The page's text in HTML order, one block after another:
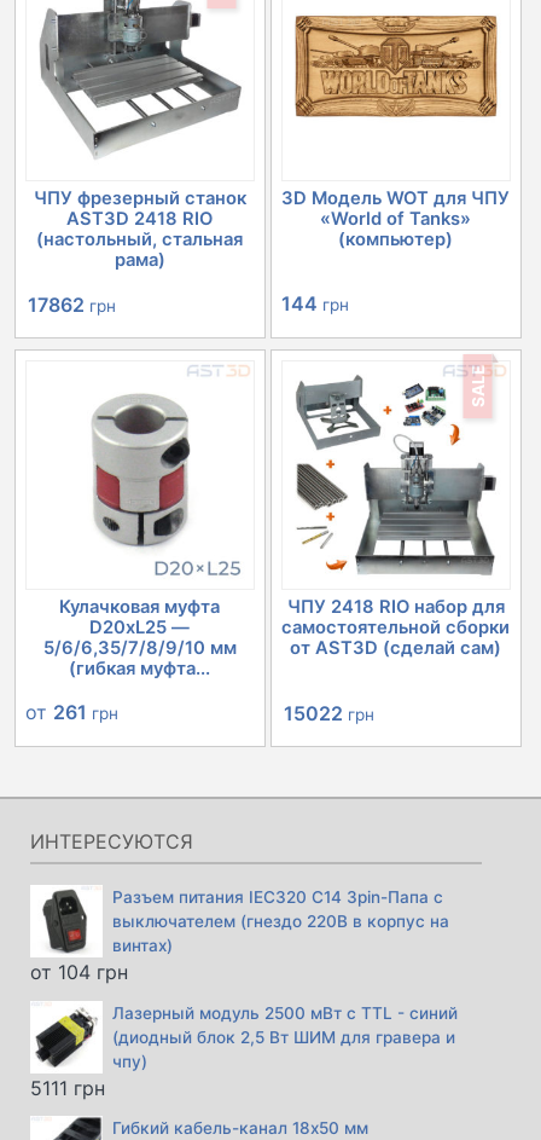
ЧПУ фрезерный станок
AST3D 2418 RIO
(настольный, стальная
рама)
Первоначальная
цена
20152 грн.
17862 грн
цена:
3D Модель WOT для ЧПУ
«World of Tanks»
(компьютер)
144 грн
Кулачковая муфта
D20xL25 —
5/6/6,35/7/8/9/10 мм
(гибкая муфта...
от 261 грн
SALE
ЧПУ 2418 RIO набор для
самостоятельной сборки
от AST3D (сделай сам)
Первоначальная
цена
составляла
15022 грн
цена:
15022 грн.
ИНТЕРЕСУЮТСЯ
Разъем питания IEC320 C14 3pin-Папа с
выключателем (гнездо 220В в корпус на
винтах)
от 104 грн
Лазерный модуль 2500 мВт с TTL - синий
(диодный блок 2,5 Вт ШИМ для гравера и
чпу)
5111 грн
Гибкий кабель-канал 18х50 мм